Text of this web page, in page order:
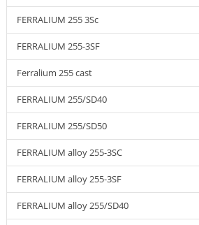
FERRALIUM 255 3Sc
FERRALIUM 255-3SF
Ferralium 255 cast
FERRALIUM 255/SD40
FERRALIUM 255/SD50
FERRALIUM alloy 255-3SC
FERRALIUM alloy 255-3SF
FERRALIUM alloy 255/SD40